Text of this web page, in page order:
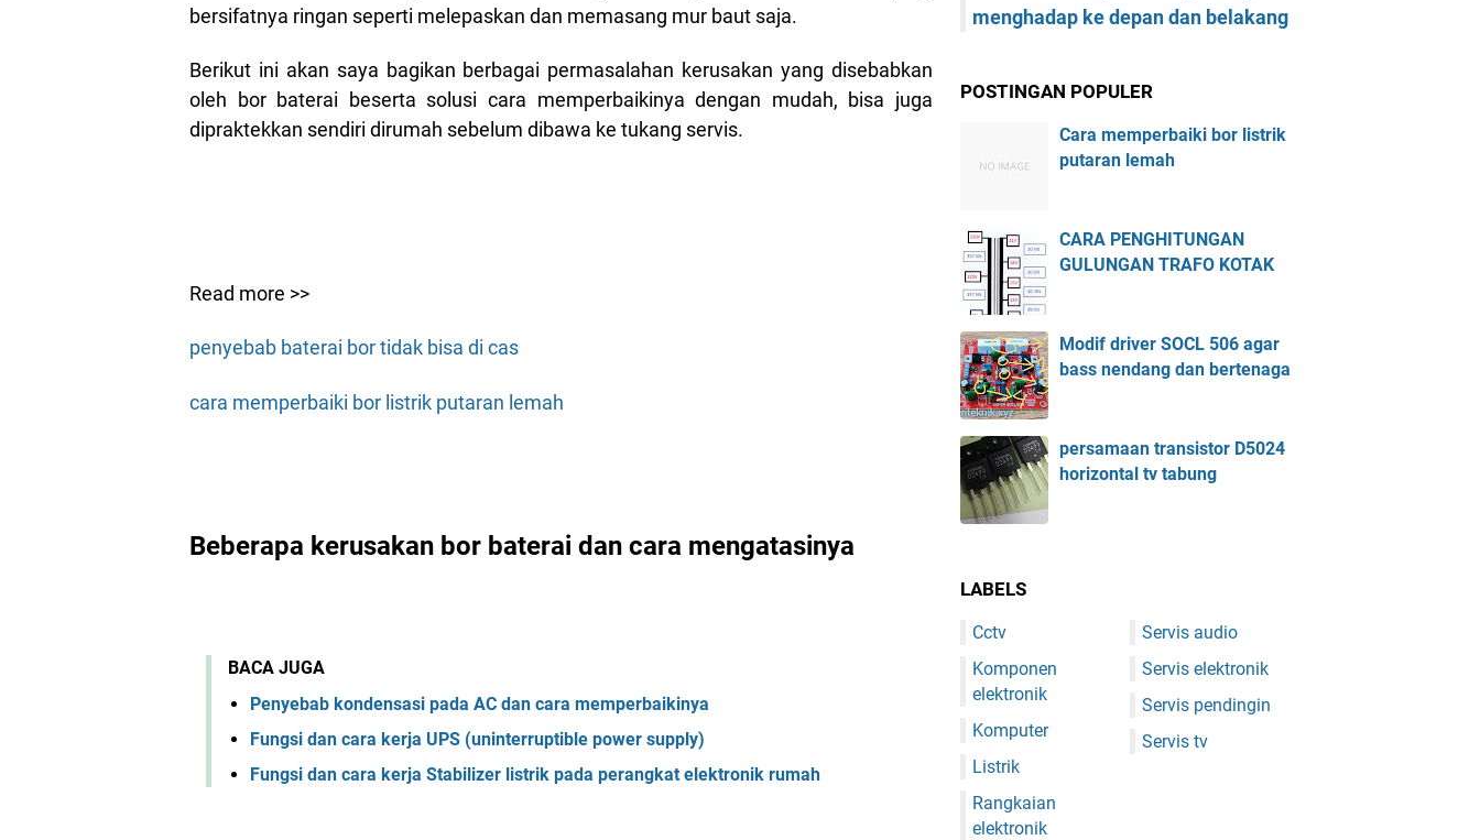
bersifatnya ringan seperti melepaskan dan memasang mur baut saja.
Berikut ini akan saya bagikan berbagai permasalahan kerusakan yang disebabkan
oleh bor baterai beserta solusi cara memperbaikinya dengan mudah, bisa juga
dipraktekkan sendiri dirumah sebelum dibawa ke tukang servis.
Read more >>
penyebab baterai bor tidak bisa di cas
cara memperbaiki bor listrik putaran lemah
Beberapa kerusakan bor baterai dan cara mengatasinya
BACA JUGA
Penyebab kondensasi pada AC dan cara memperbaikinya
Fungsi dan cara kerja UPS (uninterruptible power supply)
Fungsi dan cara kerja Stabilizer listrik pada perangkat elektronik rumah
menghadap ke depan dan belakang
POSTINGAN POPULER
Cara memperbaiki bor listrik
putaran lemah
CARA PENGHITUNGAN
GULUNGAN TRAFO KOTAK
Modif driver SOCL 506 agar
bass nendang dan bertenaga
persamaan transistor D5024
horizontal tv tabung
LABELS
Cctv
Komponen
elektronik
Komputer
Listrik
Rangkaian
elektronik
Servis audio
Servis elektronik
Servis pendingin
Servis tv